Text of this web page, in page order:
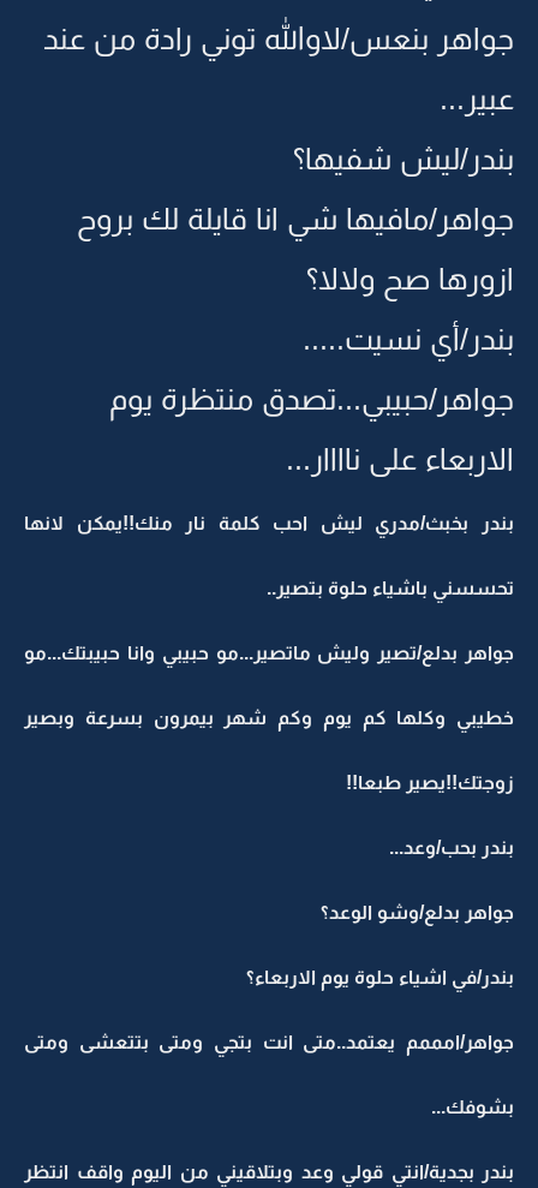
جواهر بنعس/لاوالله توني رادة من عند
عبير...
بندر/ليش شفيها؟
جواهر/مافيها شي انا قايلة لك بروح
ازورها صح ولالا؟
بندر/أي نسيت.....
جواهر/حبيبي...تصدق منتظرة يوم
الاربعاء على ناااار...
بندر بخبث/مدري ليش احب كلمة نار منك!!يمكن لانها
تحسسني باشياء حلوة بتصير..
جواهر بدلع/تصير وليش ماتصير...مو حبيبي وانا حبيبتك...مو
خطيبي وكلها كم يوم وكم شهر بيمرون بسرعة وبصير
زوجتك!!يصير طبعا!!
بندر بحب/وعد...
جواهر بدلع/وشو الوعد؟
بندر/في اشياء حلوة يوم الاربعاء؟
جواهر/امممم يعتمد..متى انت بتجي ومتى بتتعشى ومتى
بشوفك...
بندر بجدية/انتي قولي وعد وبتلاقيني من اليوم واقف انتظر